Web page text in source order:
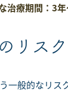
治療期間：3
リス
一般的なリ